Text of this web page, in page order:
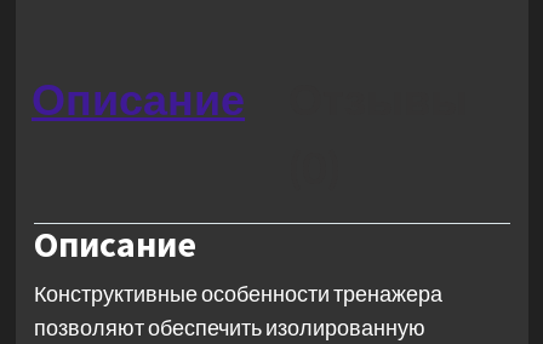
Описание
Описание
Конструктивные особенности тренажера
позволяют обеспечить изолированную